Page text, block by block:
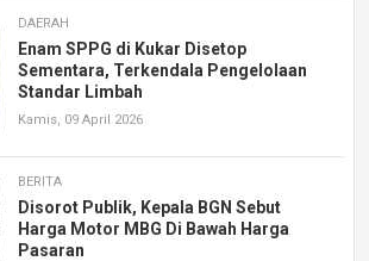
DAERAH
Enam SPPG di Kukar Disetop
Sementara, Terkendala Pengelolaan
Standar Limbah
Kamis, 09 April 2026
BERITA
Disorot Publik, Kepala BGN Sebut
Harga Motor MBG Di Bawah Harga
Pasaran